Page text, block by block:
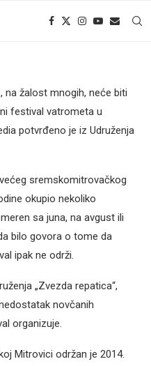
na žalost mnogih, neće biti
festival vatrometa u
potvrđeno je iz Udruženja
sremskomitrovačkog
okupio nekoliko
sa juna, na avgust ili
bilo govora o tome da
ipak ne održi.
„Zvezda repatica“,
novčanih
organizuje.
Mitrovici održan je 2014.